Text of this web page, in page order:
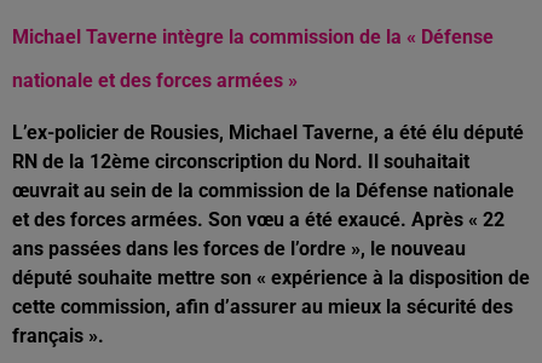
Michael Taverne intègre la commission de la « Défense
nationale et des forces armées »
L’ex-policier de Rousies, Michael Taverne, a été élu député
RN de la 12ème circonscription du Nord. Il souhaitait
œuvrait au sein de la commission de la Défense nationale
et des forces armées. Son vœu a été exaucé. Après « 22
ans passées dans les forces de l’ordre », le nouveau
député souhaite mettre son « expérience à la disposition de
cette commission, afin d’assurer au mieux la sécurité des
français ».